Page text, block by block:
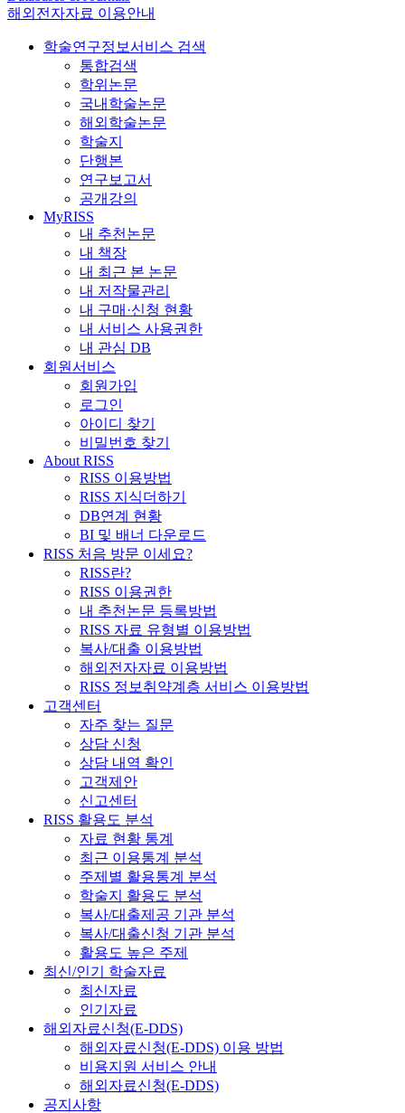
해외전자자료 이용안내
학술연구정보서비스 검색
통합검색
학위논문
국내학술논문
해외학술논문
학술지
단행본
연구보고서
공개강의
MyRISS
내 추천논문
내 책장
내 최근 본 논문
내 저작물관리
내 구매·신청 현황
내 서비스 사용권한
내 관심 DB
회원서비스
회원가입
로그인
아이디 찾기
비밀번호 찾기
About RISS
RISS 이용방법
RISS 지식더하기
DB연계 현황
BI 및 배너 다운로드
RISS 처음 방문 이세요?
RISS란?
RISS 이용권한
내 추천논문 등록방법
RISS 자료 유형별 이용방법
복사/대출 이용방법
해외전자자료 이용방법
RISS 정보취약계층 서비스 이용방법
고객센터
자주 찾는 질문
상담 신청
상담 내역 확인
고객제안
신고센터
RISS 활용도 분석
자료 현황 통계
최근 이용통계 분석
주제별 활용통계 분석
학술지 활용도 분석
복사/대출제공 기관 분석
복사/대출신청 기관 분석
활용도 높은 주제
최신/인기 학술자료
최신자료
인기자료
해외자료신청(E-DDS)
해외자료신청(E-DDS) 이용 방법
비용지원 서비스 안내
해외자료신청(E-DDS)
공지사항